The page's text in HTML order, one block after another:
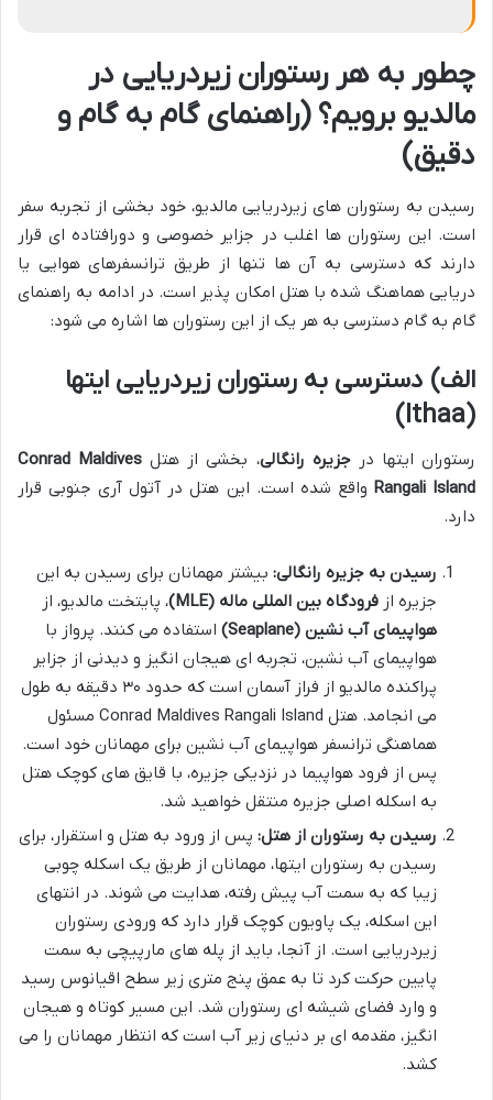
چطور به هر رستوران زیردریایی در
مالدیو برویم؟ (راهنمای گام به گام و
دقیق)
رسیدن به رستوران های زیردریایی مالدیو، خود بخشی از تجربه سفر
است. این رستوران ها اغلب در جزایر خصوصی و دورافتاده ای قرار
دارند که دسترسی به آن ها تنها از طریق ترانسفرهای هوایی یا
دریایی هماهنگ شده با هتل امکان پذیر است. در ادامه به راهنمای
گام به گام دسترسی به هر یک از این رستوران ها اشاره می شود:
الف) دسترسی به رستوران زیردریایی ایتها
(Ithaa)
رستوران ایتها درجزیره رانگالی، بخشی از هتل Conrad Maldives
Rangali Island واقع شده است. این هتل در آتول آری جنوبی قرار
دارد.
رسیدن به جزیره رانگالی: بیشتر مهمانان برای رسیدن به این
جزیره از فرودگاه بین المللی ماله (MLE)
، پایتخت مالدیو، از
هواپیمای آب نشین (Seaplane)
استفاده می کنند. پرواز با
هواپیمای آب نشین، تجربه ای هیجان انگیز و دیدنی از جزایر
پراکنده مالدیو از فراز آسمان است که حدود ۳۰ دقیقه به طول
می انجامد. هتل Conrad Maldives Rangali Island مسئول
هماهنگی ترانسفر هواپیمای آب نشین برای مهمانان خود است.
پس از فرود هواپیما در نزدیکی جزیره، با قایق های کوچک هتل
به اسکله اصلی جزیره منتقل خواهید شد.
رسیدن به رستوران از هتل: پس از ورود به هتل و استقرار، برای
رسیدن به رستوران ایتها، مهمانان از طریق یک اسکله چوبی
زیبا که به سمت آب پیش رفته، هدایت می شوند. در انتهای
این اسکله، یک پاویون کوچک قرار دارد که ورودی رستوران
زیردریایی است. از آنجا، باید از پله های مارپیچی به سمت
پایین حرکت کرد تا به عمق پنج متری زیر سطح اقیانوس رسید
و وارد فضای شیشه ای رستوران شد. این مسیر کوتاه و هیجان
انگیز، مقدمه ای بر دنیای زیر آب است که انتظار مهمانان را می
کشد.